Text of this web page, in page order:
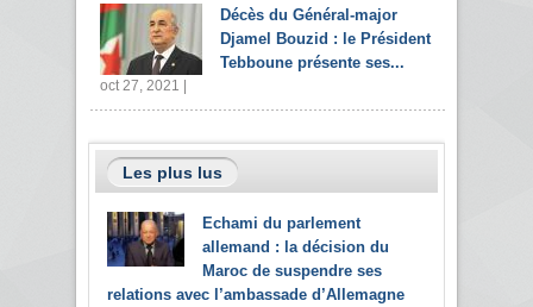
Décès du Général-major
Djamel Bouzid : le Président
Tebboune présente ses...
oct 27, 2021 |
Les plus lus
Echami du parlement
allemand : la décision du
Maroc de suspendre ses
relations avec l’ambassade d’Allemagne